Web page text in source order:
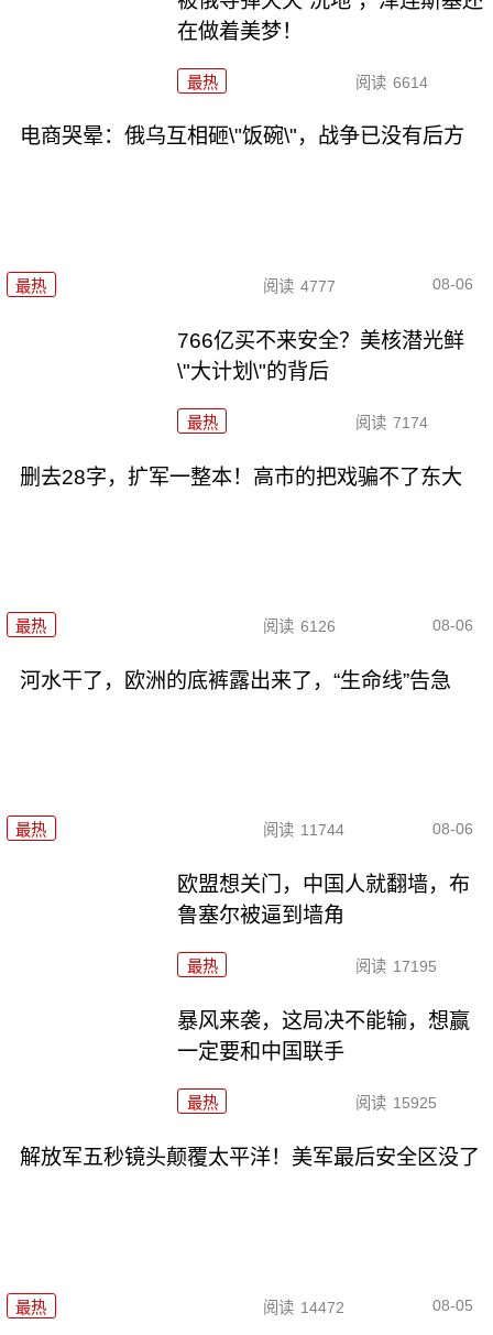
在做着美梦！
最热 阅读 6614
电商哭晕：俄乌互相砸\"饭碗\"，战争已没有后方
最热 阅读 4777 08-06
766亿买不来安全？美核潜光鲜
\"大计划\"的背后
最热 阅读 7174
删去28字，扩军一整本！高市的把戏骗不了东大
最热 阅读 6126 08-06
河水干了，欧洲的底裤露出来了，“生命线”告急
最热 阅读 11744 08-06
欧盟想关门，中国人就翻墙，布
鲁塞尔被逼到墙角
最热 阅读 17195
暴风来袭，这局决不能输，想赢
一定要和中国联手
最热 阅读 15925
解放军五秒镜头颠覆太平洋！美军最后安全区没了
最热 阅读 14472 08-05